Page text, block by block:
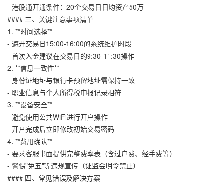
- 港股通开通条件：20个交易日日均资产50万
#### 三、关键注意事项清单
1. **时间选择**
- 避开交易日15:00-16:00的系统维护时段
- 首次入金建议在交易日的9:30-11:30操作
2. **信息一致性**
- 身份证地址与银行卡预留地址需保持一致
- 职业信息与个人所得税申报记录相符
3. **设备安全**
- 避免使用公共WiFi进行开户操作
- 开户完成后立即修改初始交易密码
4. **费用确认**
- 要求客服书面提供完整费率表（含过户费、经手费等）
- 警惕"免五"等违规宣传（证监会明令禁止）
#### 四、常见错误及解决方案